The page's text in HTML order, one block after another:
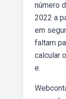
número
2022 a
em
faltam
calcular
e.